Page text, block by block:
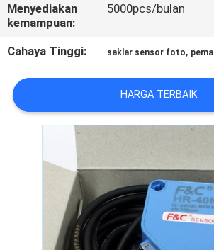
BERITA
PERMINTAAN
PENAWARAN
SITEMAP
PRIVACY
POLICY
Menyediakan
kemampuan:
5000pcs/bulan
Cahaya Tinggi: saklar sensor foto,
HARGA TERBAIK